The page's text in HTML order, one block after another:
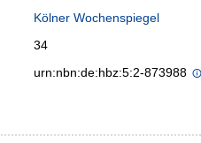
Kölner Wochenspiegel
34
urn:nbn:de:hbz:5:2-873988